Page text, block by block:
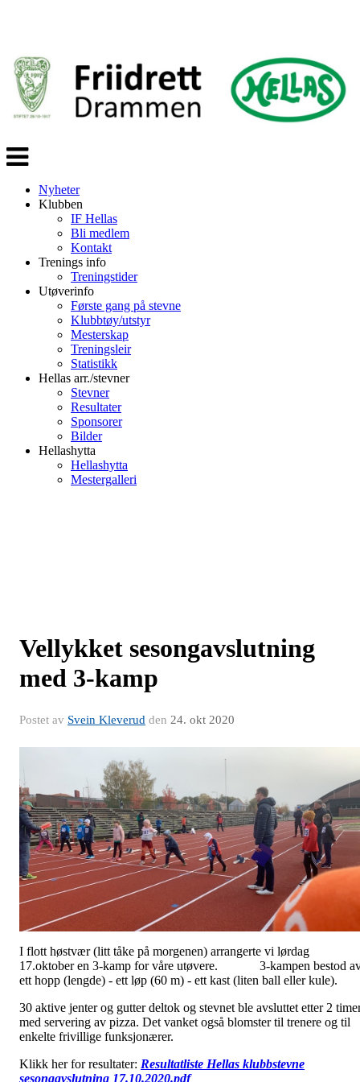
Veksle
navigasjon
Nyheter
Klubben
IF Hellas
Bli medlem
Kontakt
Trenings info
Treningstider
Utøverinfo
Første gang på stevne
Klubbtøy/utstyr
Mesterskap
Treningsleir
Statistikk
Hellas arr./stevner
Stevner
Resultater
Sponsorer
Bilder
Hellashytta
Hellashytta
Mestergalleri
Vellykket sesongavslutning
med 3-kamp
Postet av Svein Kleverud den 24. okt 2020
I flott høstvær (litt tåke på morgenen) arrangerte vi lørdag
17.oktober en 3-kamp for våre utøvere. 3-kampen bestod
ett hopp (lengde) - ett løp (60 m) - ett kast (liten ball eller kule).
30 aktive jenter og gutter deltok og stevnet ble avsluttet etter 2
med servering av pizza. Det vanket også blomster til trenere og til
enkelte frivillige funksjonærer.
Klikk her for resultater: Resultatliste Hellas klubbstevne
sesongavslutning 17.10.2020.pdf